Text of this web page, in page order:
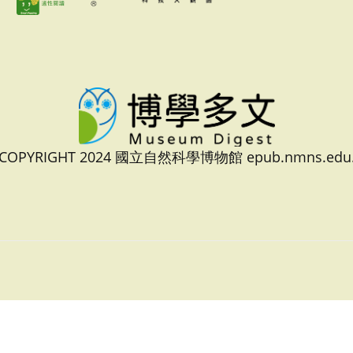
2024 國立自然科學博物館